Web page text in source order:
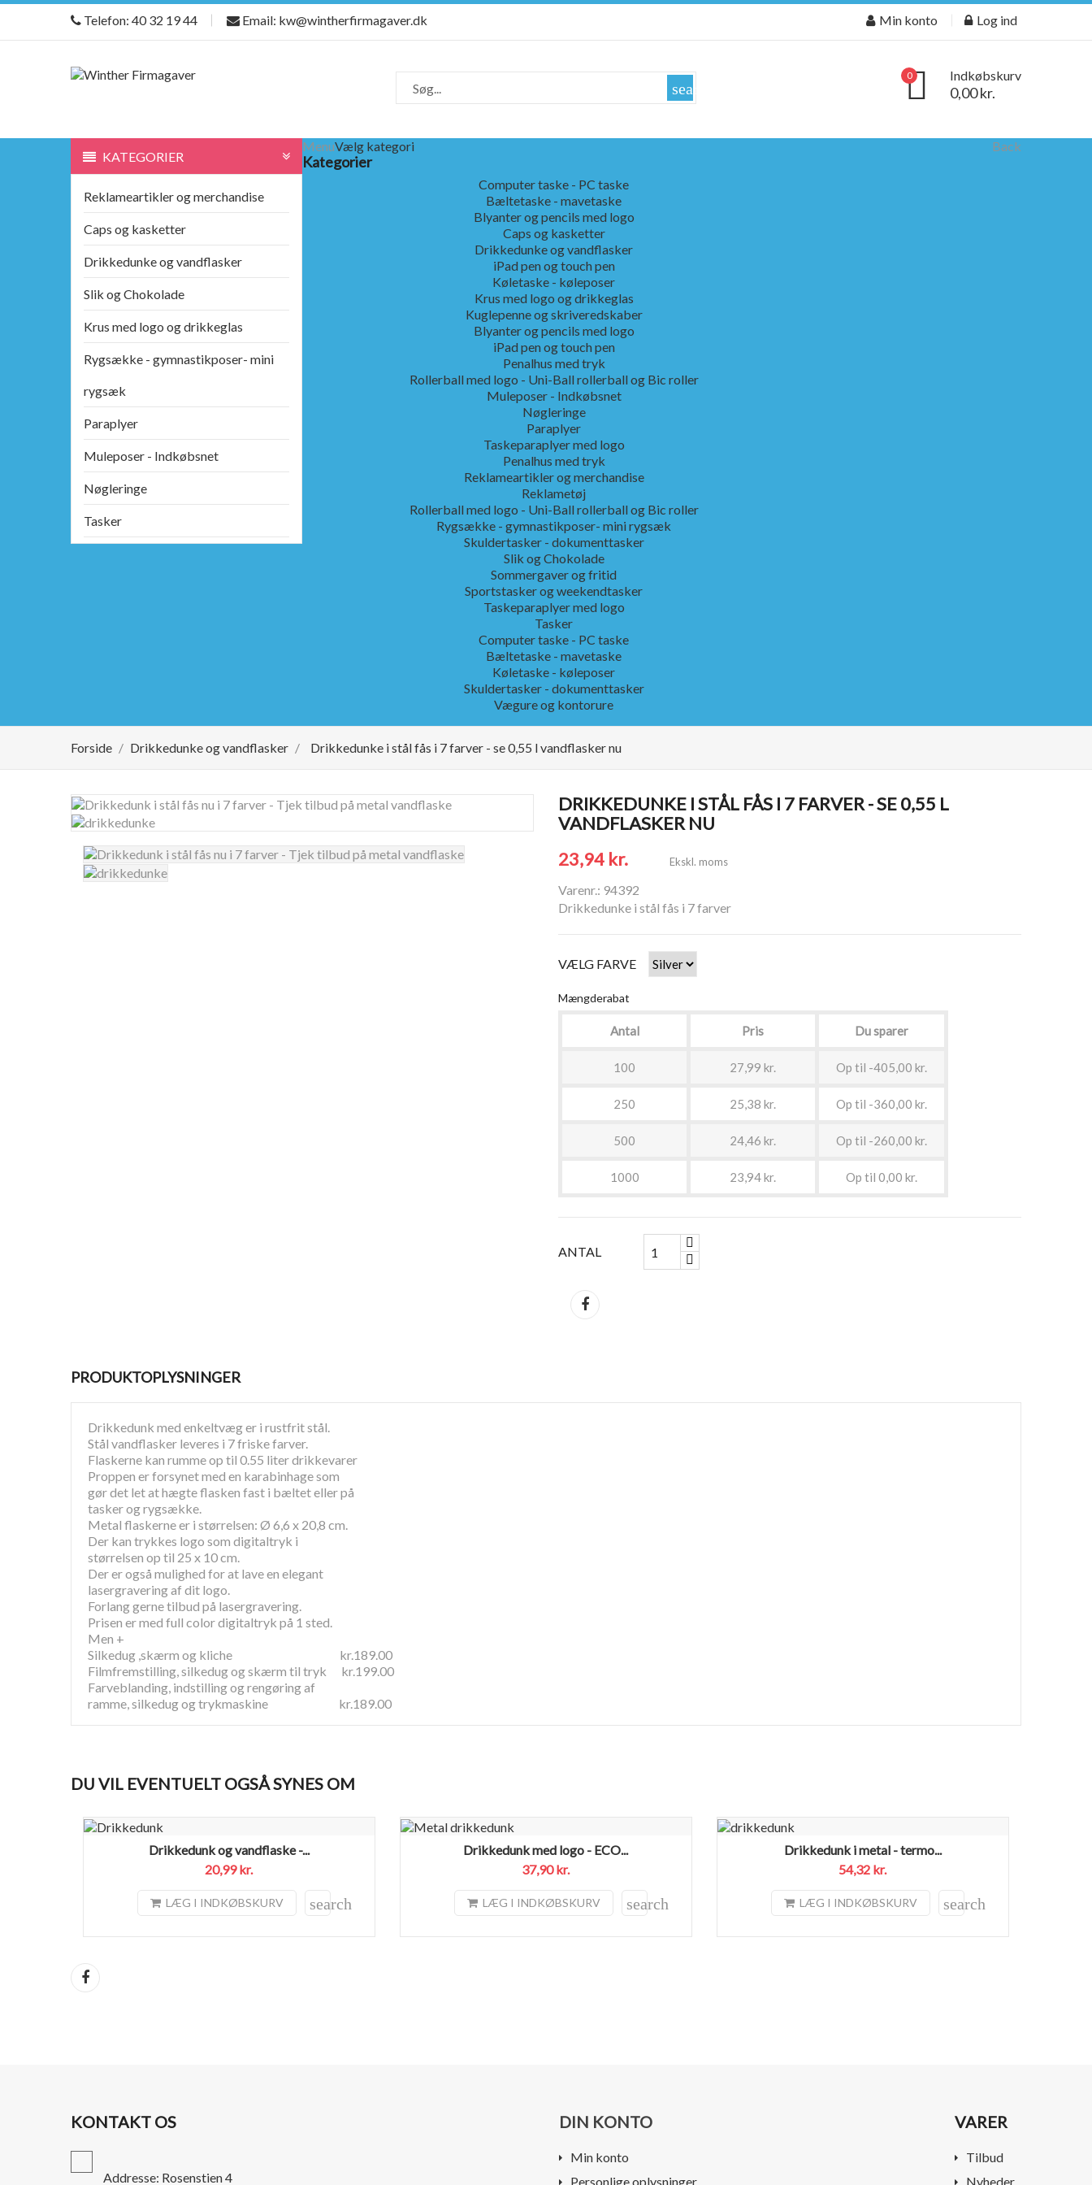
Telefon: 40 32 19 44 Email: kw@wintherfirmagaver.dk Min konto Log ind
Indkøbskurv
0,00 kr.
0
search
KATEGORIER
Reklameartikler og merchandise
Caps og kasketter
Drikkedunke og vandflasker
Slik og Chokolade
Krus med logo og drikkeglas
Rygsække - gymnastikposer- mini
rygsæk
Paraplyer
Muleposer - Indkøbsnet
Nøgleringe
Tasker
Menu Back
Vælg kategori
Kategorier
Computer taske - PC taske
Bæltetaske - mavetaske
Blyanter og pencils med logo
Caps og kasketter
Drikkedunke og vandflasker
iPad pen og touch pen
Køletaske - køleposer
Krus med logo og drikkeglas
Kuglepenne og skriveredskaber
Blyanter og pencils med logo
iPad pen og touch pen
Penalhus med tryk
Rollerball med logo - Uni-Ball rollerball og Bic roller
Muleposer - Indkøbsnet
Nøgleringe
Paraplyer
Taskeparaplyer med logo
Penalhus med tryk
Reklameartikler og merchandise
Reklametøj
Rollerball med logo - Uni-Ball rollerball og Bic roller
Rygsække - gymnastikposer- mini rygsæk
Skuldertasker - dokumenttasker
Slik og Chokolade
Sommergaver og fritid
Sportstasker og weekendtasker
Taskeparaplyer med logo
Tasker
Computer taske - PC taske
Bæltetaske - mavetaske
Køletaske - køleposer
Skuldertasker - dokumenttasker
Vægure og kontorure
Forside Drikkedunke og vandflasker Drikkedunke i stål fås i 7 farver - se 0,55 l vandflasker nu
DRIKKEDUNKE I STÅL FÅS I 7 FARVER - SE 0,55 L
VANDFLASKER NU
23,94 kr.
Ekskl. moms
Varenr.: 94392
Drikkedunke i stål fås i 7 farver
VÆLG FARVE
Mængderabat
Antal Pris Du sparer
100 27,99 kr. Op til -405,00 kr.
250 25,38 kr. Op til -360,00 kr.
500 24,46 kr. Op til -260,00 kr.
1000 23,94 kr. Op til 0,00 kr.
ANTAL
PRODUKTOPLYSNINGER
Drikkedunk med enkeltvæg er i rustfrit stål.
Stål vandflasker leveres i 7 friske farver.
Flaskerne kan rumme op til 0.55 liter drikkevarer
Proppen er forsynet med en karabinhage som
gør det let at hægte flasken fast i bæltet eller på
tasker og rygsække.
Metal flaskerne er i størrelsen: Ø 6,6 x 20,8 cm.
Der kan trykkes logo som digitaltryk i
størrelsen op til 25 x 10 cm.
Der er også mulighed for at lave en elegant
lasergravering af dit logo.
Forlang gerne tilbud på lasergravering.
Prisen er med full color digitaltryk på 1 sted.
Men +
Silkedug ,skærm og kliche kr.189.00
Filmfremstilling, silkedug og skærm til tryk kr.199.00
Farveblanding, indstilling og rengøring af
ramme, silkedug og trykmaskine kr.189.00
DU VIL EVENTUELT OGSÅ SYNES OM
Drikkedunk og vandflaske -...
20,99 kr.
LÆG I INDKØBSKURV search
Drikkedunk med logo - ECO...
37,90 kr.
LÆG I INDKØBSKURV search
Drikkedunk i metal - termo...
54,32 kr.
LÆG I INDKØBSKURV search
KONTAKT OS
Addresse: Rosenstien 4
DIN KONTO
Min konto
Personlige oplysninger
VARER
Tilbud
Nyheder